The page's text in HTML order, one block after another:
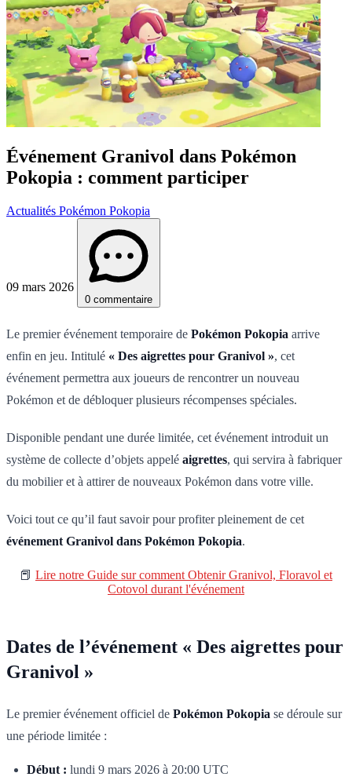
Événement Granivol dans Pokémon
Pokopia : comment participer
Actualités Pokémon Pokopia
09 mars 2026
0 commentaire
Le premier événement temporaire de Pokémon Pokopia arrive
enfin en jeu. Intitulé « Des aigrettes pour Granivol », cet
événement permettra aux joueurs de rencontrer un nouveau
Pokémon et de débloquer plusieurs récompenses spéciales.
Disponible pendant une durée limitée, cet événement introduit un
système de collecte d’objets appelé aigrettes, qui servira à fabriquer
du mobilier et à attirer de nouveaux Pokémon dans votre ville.
Voici tout ce qu’il faut savoir pour profiter pleinement de cet
événement Granivol dans Pokémon Pokopia.
📕 Lire notre Guide sur comment Obtenir Granivol, Floravol et
Cotovol durant l'événement
Dates de l’événement « Des aigrettes pour
Granivol »
Le premier événement officiel de Pokémon Pokopia se déroule sur
une période limitée :
Début : lundi 9 mars 2026 à 20:00 UTC